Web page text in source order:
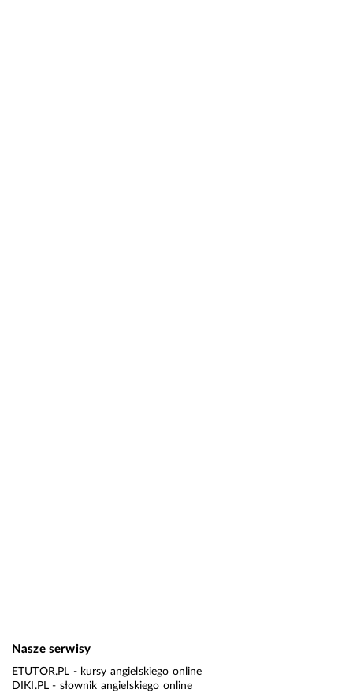
Nasze serwisy
ETUTOR.PL - kursy angielskiego online
DIKI.PL - słownik angielskiego online